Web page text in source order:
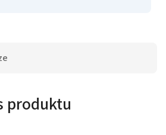
produktu